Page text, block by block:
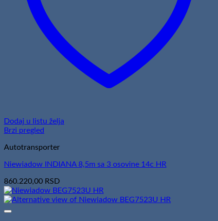
Dodaj u listu želja
Brzi pregled
Autotransporter
Niewiadow INDIANA 8,5m sa 3 osovine 14c HR
860.220,00 RSD